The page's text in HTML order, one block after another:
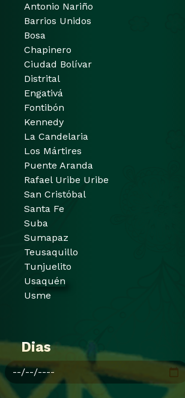
Antonio Nariño
Barrios Unidos
Bosa
Chapinero
Ciudad Bolívar
Distrital
Engativá
Fontibón
Kennedy
La Candelaria
Los Mártires
Puente Aranda
Rafael Uribe Uribe
San Cristóbal
Santa Fe
Suba
Sumapaz
Teusaquillo
Tunjuelito
Usaquén
Usme
Dias